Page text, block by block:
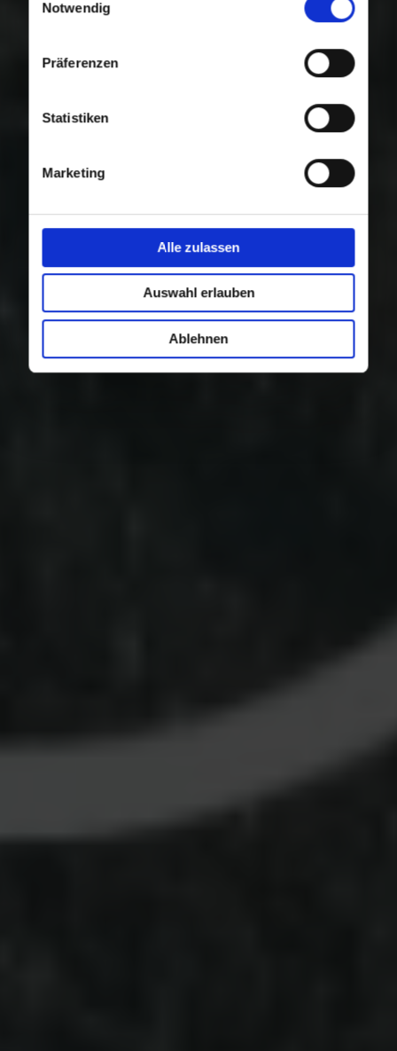
Nutzung der Dienste gesammelt haben.
Notwendig
Präferenzen
Statistiken
Marketing
Alle zulassen
Auswahl erlauben
Ablehnen